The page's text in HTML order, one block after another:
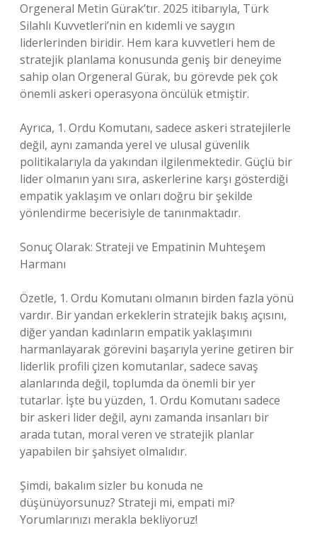
Orgeneral Metin Gürak’tır. 2025 itibarıyla, Türk
Silahlı Kuvvetleri’nin en kıdemli ve saygın
liderlerinden biridir. Hem kara kuvvetleri hem de
stratejik planlama konusunda geniş bir deneyime
sahip olan Orgeneral Gürak, bu görevde pek çok
önemli askeri operasyona öncülük etmiştir.
Ayrıca, 1. Ordu Komutanı, sadece askeri stratejilerle
değil, aynı zamanda yerel ve ulusal güvenlik
politikalarıyla da yakından ilgilenmektedir. Güçlü bir
lider olmanın yanı sıra, askerlerine karşı gösterdiği
empatik yaklaşım ve onları doğru bir şekilde
yönlendirme becerisiyle de tanınmaktadır.
Sonuç Olarak: Strateji ve Empatinin Muhteşem
Harmanı
Özetle, 1. Ordu Komutanı olmanın birden fazla yönü
vardır. Bir yandan erkeklerin stratejik bakış açısını,
diğer yandan kadınların empatik yaklaşımını
harmanlayarak görevini başarıyla yerine getiren bir
liderlik profili çizen komutanlar, sadece savaş
alanlarında değil, toplumda da önemli bir yer
tutarlar. İşte bu yüzden, 1. Ordu Komutanı sadece
bir askeri lider değil, aynı zamanda insanları bir
arada tutan, moral veren ve stratejik planlar
yapabilen bir şahsiyet olmalıdır.
Şimdi, bakalım sizler bu konuda ne
düşünüyorsunuz? Strateji mi, empati mi?
Yorumlarınızı merakla bekliyoruz!